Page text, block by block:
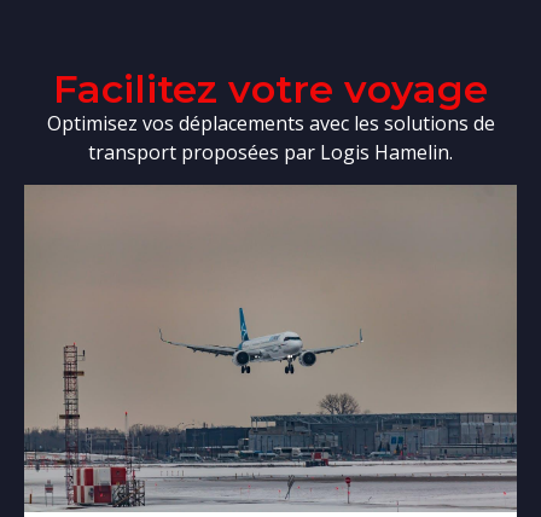
Facilitez votre voyage
Optimisez vos déplacements avec les solutions de
transport proposées par Logis Hamelin.